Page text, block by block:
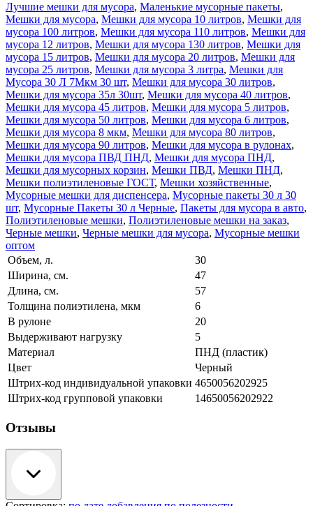
Лучшие мешки для мусора, Маленькие мусорные пакеты,
Мешки для мусора, Мешки для мусора 10 литров, Мешки для
мусора 100 литров, Мешки для мусора 110 литров, Мешки для
мусора 12 литров, Мешки для мусора 130 литров, Мешки для
мусора 15 литров, Мешки для мусора 20 литров, Мешки для
мусора 25 литров, Мешки для мусора 3 литра, Мешки для
Мусора 30 Л 7Мкм 30 шт, Мешки для мусора 30 литров,
Мешки для мусора 35л 30шт, Мешки для мусора 40 литров,
Мешки для мусора 45 литров, Мешки для мусора 5 литров,
Мешки для мусора 50 литров, Мешки для мусора 6 литров,
Мешки для мусора 8 мкм, Мешки для мусора 80 литров,
Мешки для мусора 90 литров, Мешки для мусора в рулонах,
Мешки для мусора ПВД ПНД, Мешки для мусора ПНД,
Мешки для мусорных корзин, Мешки ПВД, Мешки ПНД,
Мешки полиэтиленовые ГОСТ, Мешки хозяйственные,
Мусорные мешки для диспенсера, Мусорные пакеты 30 л 30
шт, Мусорные Пакеты 30 л Черные, Пакеты для мусора в авто,
Полиэтиленовые мешки, Полиэтиленовые мешки на заказ,
Черные мешки, Черные мешки для мусора, Мусорные мешки
оптом
Объем, л.
30
Ширина, см.
47
Длина, см.
57
Толщина полиэтилена, мкм
6
В рулоне
20
Выдерживают нагрузку
5
Материал
ПНД (пластик)
Цвет
Черный
Штрих-код индивидуальной упаковки 4650056202925
Штрих-код групповой упаковки
14650056202922
Отзывы